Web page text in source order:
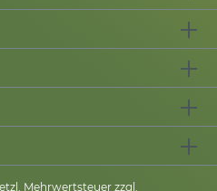
Mehrwertsteuer zzgl.